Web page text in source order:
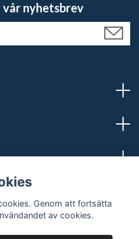
nyhetsbrev
Genom att fortsätta
av cookies.